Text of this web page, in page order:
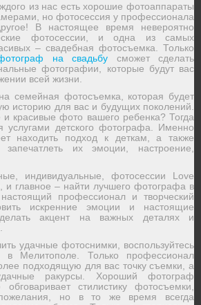
из нас есть хорошие фотоаппараты
но фотосессия у профессионала
В настоящее время невероятно
фотосессии, и одна из самых
– свадебная фотосъемка. Только
на свадьбу сможет сделать
фотографии, которые будут вас
всей жизни.
семейная фотосъемка, которая будет
историю для вас и будущих поколений.
красивые фото вашего ребенка? Тогда
услугами детского фотографа. Именно
находить подход к деткам, а также
их эмоции, настроение,
индивидуальные, фотосессии Love
и главное – найти лучшего фотографа в
профессионал и творческий
искренние эмоции и настоящие
акцент на важных деталях и
удачные фотоснимки, воспользуйтесь
в Мелитополе. Только профессионал
подходящую для вас точку съемки, а
ракурсы. Хороший фотограф
обговаривает стилистику фотосъемки,
но в то же время всегда